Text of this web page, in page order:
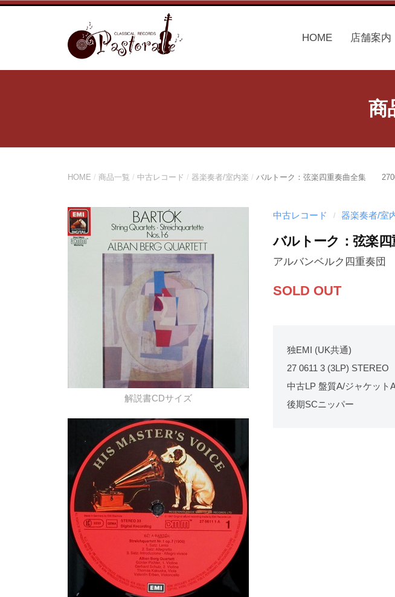
コ
HOME 店舗案内
商
HOME / 商品一覧 / 中古レコード / 器楽奏者/室内楽 / バルトーク：弦楽四重奏曲全集
中古レコード / 器楽奏者/室
バルトーク：弦楽
アルバンベルク四重奏団
SOLD OUT
独EMI (UK共通)
27 0611 3 (3LP) STEREO
中古LP 盤質A/ジャケット
後期SCニッパー
解説書CDサイズ